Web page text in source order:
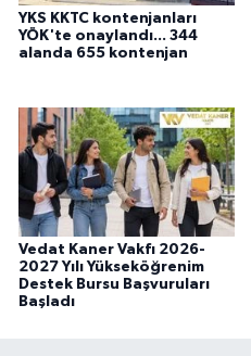
YKS KKTC kontenjanları
YÖK'te onaylandı... 344
alanda 655 kontenjan
Vedat Kaner Vakfı 2026-
2027 Yılı Yükseköğrenim
Destek Bursu Başvuruları
Başladı